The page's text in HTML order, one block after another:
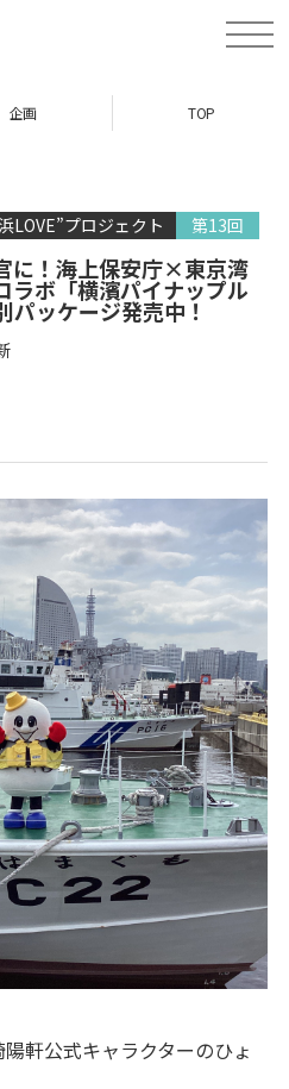
toggle
TOP ニュース
LOVE”プロジェクト 第13回
に！海上保安庁×東京湾
ボ「横濱パイナップル
ッケージ発売中！
軒公式キャラクターのひょ